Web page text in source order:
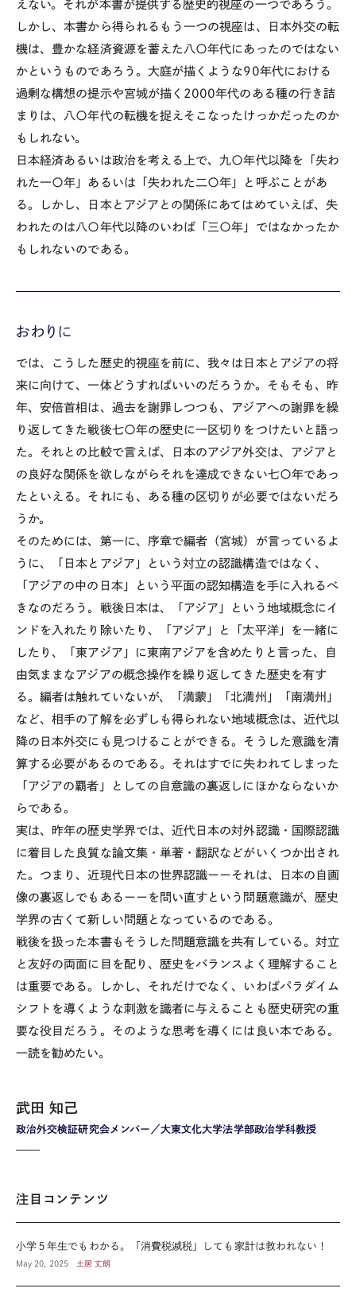
えない。それが本書が提供する歴史的視座の一つであろう。
しかし、本書から得られるもう一つの視座は、日本外交の転
機は、豊かな経済資源を蓄えた八〇年代にあったのではない
かというものであろう。大庭が描くような90年代における
過剰な構想の提示や宮城が描く2000年代のある種の行き詰
まりは、八〇年代の転機を捉えそこなったけっかだったのか
もしれない。
日本経済あるいは政治を考える上で、九〇年代以降を「失わ
れた一〇年」あるいは「失われた二〇年」と呼ぶことがあ
る。しかし、日本とアジアとの関係にあてはめていえば、失
われたのは八〇年代以降のいわば「三〇年」ではなかったか
もしれないのである。
おわりに
では、こうした歴史的視座を前に、我々は日本とアジアの将
来に向けて、一体どうすればいいのだろうか。そもそも、昨
年、安倍首相は、過去を謝罪しつつも、アジアへの謝罪を繰
り返してきた戦後七〇年の歴史に一区切りをつけたいと語っ
た。それとの比較で言えば、日本のアジア外交は、アジアと
の良好な関係を欲しながらそれを達成できない七〇年であっ
たといえる。それにも、ある種の区切りが必要ではないだろ
うか。
そのためには、第一に、序章で編者（宮城）が言っているよ
うに、「日本とアジア」という対立の認識構造ではなく、
「アジアの中の日本」という平面の認知構造を手に入れるべ
きなのだろう。戦後日本は、「アジア」という地域概念にイ
ンドを入れたり除いたり、「アジア」と「太平洋」を一緒に
したり、「東アジア」に東南アジアを含めたりと言った、自
由気ままなアジアの概念操作を繰り返してきた歴史を有す
る。編者は触れていないが、「満蒙」「北満州」「南満州」
など、相手の了解を必ずしも得られない地域概念は、近代以
降の日本外交にも見つけることができる。そうした意識を清
算する必要があるのである。それはすでに失われてしまった
「アジアの覇者」としての自意識の裏返しにほかならないか
らである。
実は、昨年の歴史学界では、近代日本の対外認識・国際認識
に着目した良質な論文集・単著・翻訳などがいくつか出され
た。つまり、近現代日本の世界認識ーーそれは、日本の自画
像の裏返しでもあるーーを問い直すという問題意識が、歴史
学界の古くて新しい問題となっているのである。
戦後を扱った本書もそうした問題意識を共有している。対立
と友好の両面に目を配り、歴史をバランスよく理解すること
は重要である。しかし、それだけでなく、いわばパラダイム
シフトを導くような刺激を識者に与えることも歴史研究の重
要な役目だろう。そのような思考を導くには良い本である。
一読を勧めたい。
政治外交検証研究会メンバー／大東文化大学法学部政治学科教授
武田 知己
注目コンテンツ
小学５年生でもわかる。「消費税減税」しても家計は救われない！
May 20, 2025 土居 丈朗